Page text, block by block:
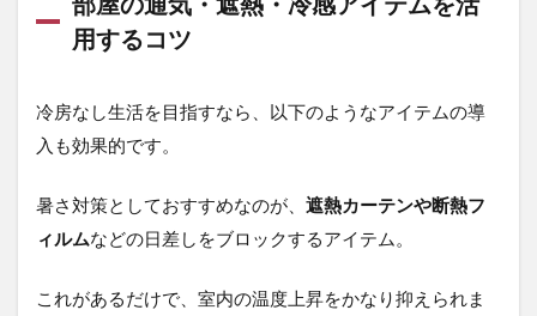
用するコツ
冷房なし生活を目指すなら、以下のようなアイテムの導
入も効果的です。
暑さ対策としておすすめなのが、 遮熱カーテンや断熱フ
ィルムなどの日差しをブロックするアイテム。
これがあるだけで、室内の温度上昇をかなり抑えられま